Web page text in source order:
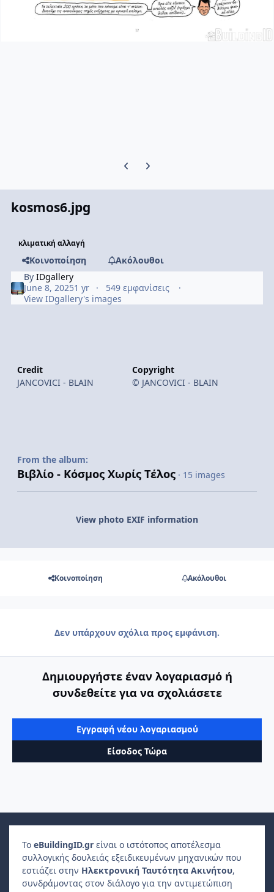
Previous carousel slide
Next carousel slide
kosmos6.jpg
κλιματική αλλαγή
Κοινοποίηση
Ακόλουθοι
ByIDgallery
June 8, 20251 yr
549 εμφανίσεις
View IDgallery's images
Credit
JANCOVICI - BLAIN
Copyright
© JANCOVICI - BLAIN
From the album:
Βιβλίο - Κόσμος Χωρίς Τέλος · 15 images
View photo EXIF information
Κοινοποίηση Ακόλουθοι
Δεν υπάρχουν σχόλια προς εμφάνιση.
Δημιουργήστε έναν λογαριασμό ή
συνδεθείτε για να σχολιάσετε
Εγγραφή νέου λογαριασμού
Είσοδος Τώρα
Το eBuildingID.gr είναι ο ιστότοπος αποτέλεσμα
συλλογικής δουλειάς εξειδικευμένων μηχανικών που
εστιάζει στην Ηλεκτρονική Ταυτότητα Ακινήτου,
συνδράμοντας στον διάλογο για την αντιμετώπιση